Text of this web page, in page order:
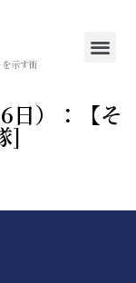
示す街
日）：【そ
]